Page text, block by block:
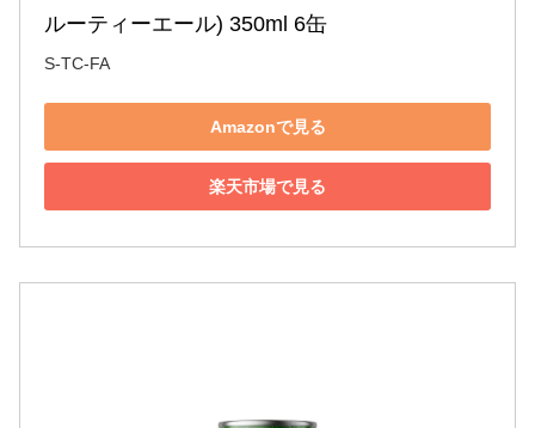
ルーティーエール) 350ml 6缶
S-TC-FA
Amazonで見る
楽天市場で見る